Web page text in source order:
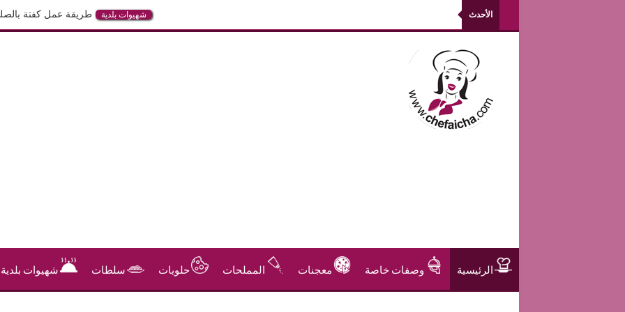
الأحدث طريقة عمل كفتة بالصلصة في الفرن
الرئيسية وصفات خاصة معجنات المملحات حلويات سلطات شهيوات بلدية